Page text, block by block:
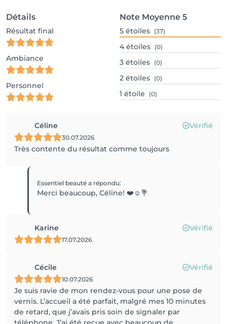
Détails
Résultat final
Ambiance
Personnel
Note Moyenne 5
5 étoiles (37)
4 étoiles (0)
3 étoiles (0)
2 étoiles (0)
1 étoile (0)
Céline Vérifié
30.07.2026
Très contente du résultat comme toujours
Essentiel beautéa répondu:
Merci beaucoup, Céline! ❤️☺️💐
Karine Vérifié
17.07.2026
Cécile Vérifié
10.07.2026
Je suis ravie de mon rendez-vous pour une pose de
vernis. L’accueil a été parfait, malgré mes 10 minutes
de retard, que j’avais pris soin de signaler par